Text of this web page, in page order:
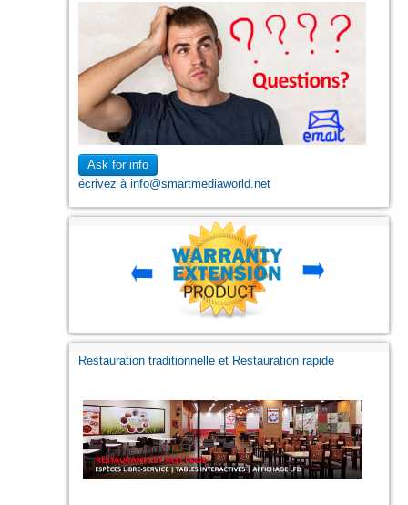
Ask for info
écrivez à info@smartmediaworld.net
Restauration traditionnelle et Restauration rapide